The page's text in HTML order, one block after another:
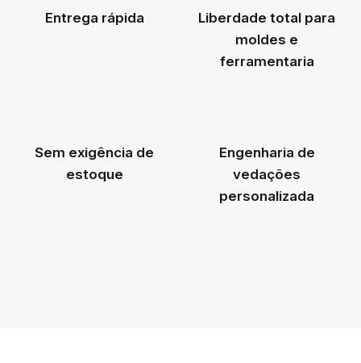
Entrega rápida
Liberdade total para
moldes e
ferramentaria
Sem exigência de
estoque
Engenharia de
vedações
personalizada